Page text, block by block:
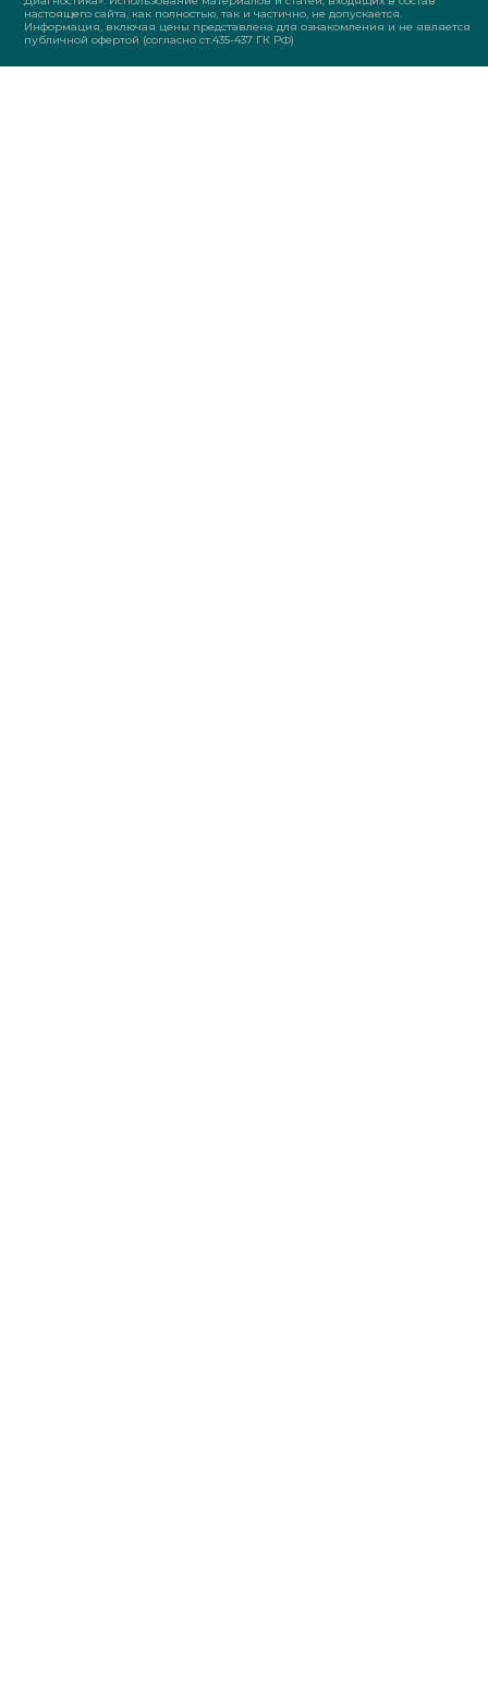
настоящего сайта, как полностью, так и частично, не допускается.
Информация, включая цены представлена для ознакомления и не является
публичной офертой (согласно ст.435-437 ГК РФ)